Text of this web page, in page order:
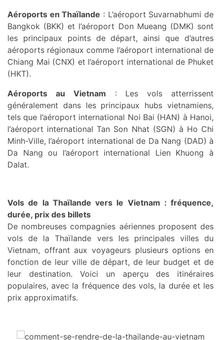
Aéroports en Thaïlande : L’aéroport Suvarnabhumi de
Bangkok (BKK) et l’aéroport Don Mueang (DMK) sont
les principaux points de départ, ainsi que d’autres
aéroports régionaux comme l’aéroport international de
Chiang Mai (CNX) et l’aéroport international de Phuket
(HKT).
Aéroports au Vietnam : Les vols atterrissent
généralement dans les principaux hubs vietnamiens,
tels que l’aéroport international Noi Bai (HAN) à Hanoi,
l’aéroport international Tan Son Nhat (SGN) à Ho Chi
Minh-Ville, l’aéroport international de Da Nang (DAD) à
Da Nang ou l’aéroport international Lien Khuong à
Dalat.
Vols de la Thaïlande vers le Vietnam : fréquence,
durée, prix des billets
De nombreuses compagnies aériennes proposent des
vols de la Thaïlande vers les principales villes du
Vietnam, offrant aux voyageurs plusieurs options en
fonction de leur ville de départ, de leur budget et de
leur destination. Voici un aperçu des itinéraires
populaires, avec la fréquence des vols, la durée et les
prix approximatifs.